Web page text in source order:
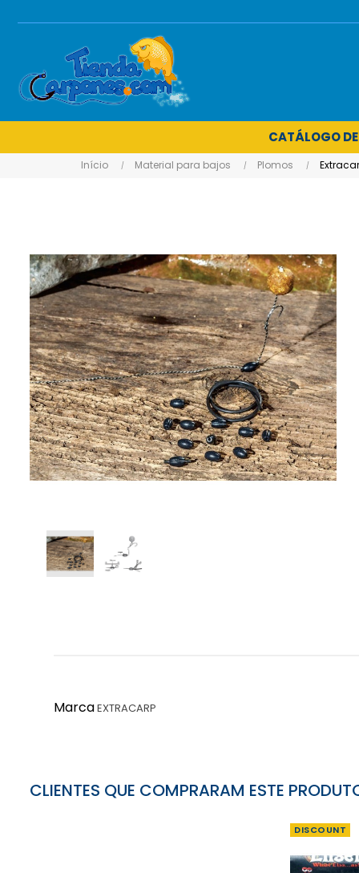
CATÁLOGO
Início Material para bajos Plomos
MarcaEXTRACARP
CLIENTES QUE COMPRARAM ESTE
DISCOUNT